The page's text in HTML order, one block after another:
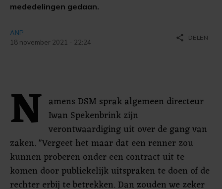
mededelingen gedaan.
ANP
18 november 2021 - 22:24
share DELEN
N amens DSM sprak algemeen directeur
Iwan Spekenbrink zijn
verontwaardiging uit over de gang van
zaken. "Vergeet het maar dat een renner zou
kunnen proberen onder een contract uit te
komen door publiekelijk uitspraken te doen of de
rechter erbij te betrekken. Dan zouden we zeker